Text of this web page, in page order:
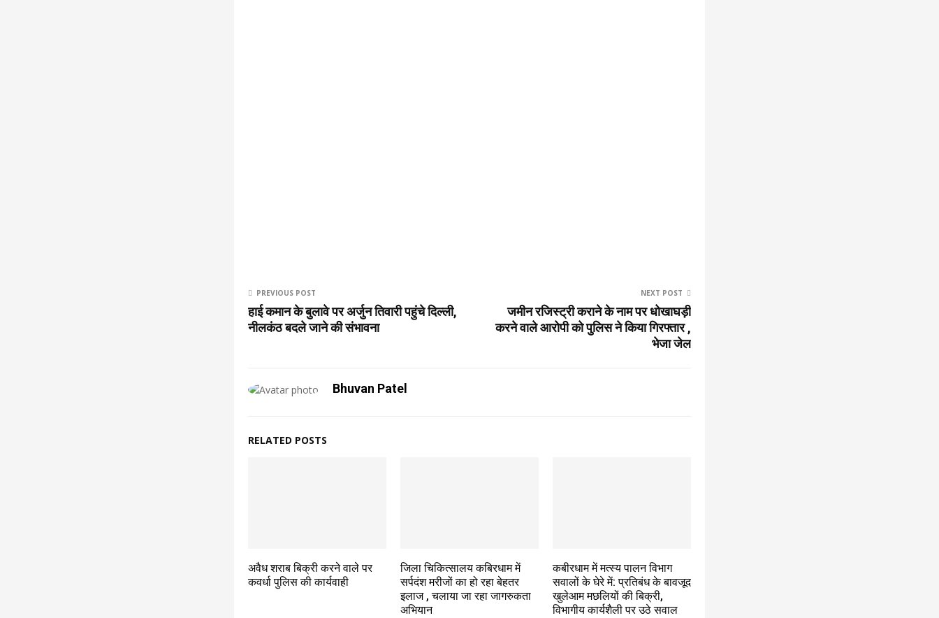
PREVIOUS POST
हाई कमान के बुलावे पर अर्जुन तिवारी पहुंचे दिल्ली,
नीलकंठ बदले जाने की संभावना
NEXT POST
जमीन रजिस्ट्री कराने के नाम पर धोखाघड़ी
करने वाले आरोपी को पुलिस ने किया गिरफ्तार ,
भेजा जेल
Bhuvan Patel
RELATED POSTS
अवैध शराब बिक्री करने वाले पर
कवर्धा पुलिस की कार्यवाही
जिला चिकित्सालय कबिरधाम में
सर्पदंश मरीजों का हो रहा बेहतर
इलाज , चलाया जा रहा जागरुकता
अभियान
कबीरधाम में मत्स्य पालन विभाग
सवालों के घेरे में: प्रतिबंध के बावजूद
खुलेआम मछलियों की बिक्री,
विभागीय कार्यशैली पर उठे सवाल